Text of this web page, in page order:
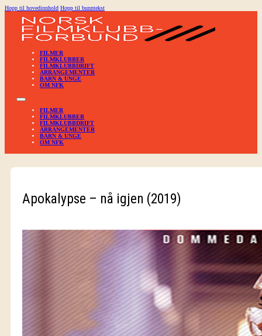
Hopp til hovedinnhold Hopp til bunntekst
FILMER
FILMKLUBBER
FILMKLUBBDRIFT
ARRANGEMENTER
BARN & UNGE
OM NFK
FILMER
FILMKLUBBER
FILMKLUBBDRIFT
ARRANGEMENTER
BARN & UNGE
OM NFK
Apokalypse – nå igjen (2019)